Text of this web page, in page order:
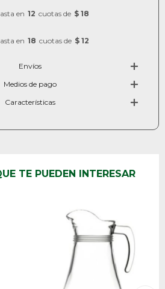
en 12 cuotas de $ 18
en 18 cuotas de $ 12
Envíos
Medios de pago
Características
TE PUEDEN INTERESAR